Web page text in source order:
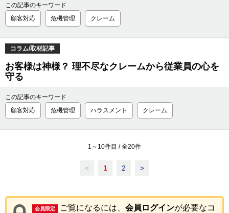
この記事のキーワード
顧客対応
危機管理 クレーム
コラム/取材記事
お客様は神様？ 理不尽なクレームから従業員の心を
守る
この記事のキーワード
顧客対応
危機管理 ハラスメント クレーム
1 ～ 10件目 / 全20件
< 1 2 >
会員限定 ご覧になるには、 会員ログインが必要なコ